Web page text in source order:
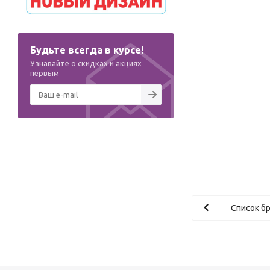
Список
Будьте всегда в курсе!
Узнавайте о скидках и акциях
первым